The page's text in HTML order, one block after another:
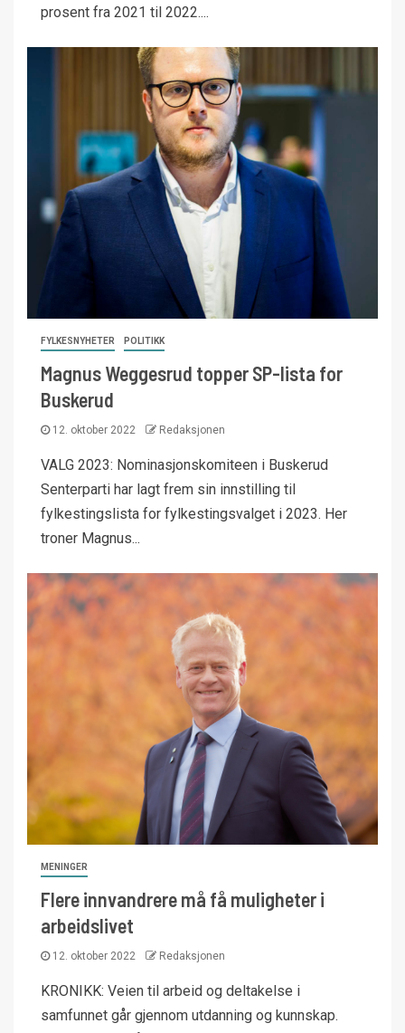
prosent fra 2021 til 2022....
FYLKESNYHETER POLITIKK
Magnus Weggesrud topper SP-lista for
Buskerud
12. oktober 2022 Redaksjonen
VALG 2023: Nominasjonskomiteen i Buskerud
Senterparti har lagt frem sin innstilling til
fylkestingslista for fylkestingsvalget i 2023. Her
troner Magnus...
MENINGER
Flere innvandrere må få muligheter i
arbeidslivet
12. oktober 2022 Redaksjonen
KRONIKK: Veien til arbeid og deltakelse i
samfunnet går gjennom utdanning og kunnskap.